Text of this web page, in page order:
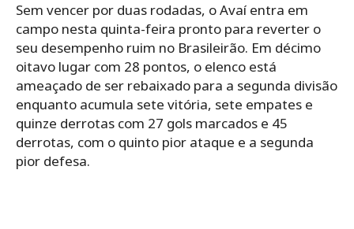
Sem vencer por duas rodadas, o Avaí entra em
campo nesta quinta-feira pronto para reverter o
seu desempenho ruim no Brasileirão. Em décimo
oitavo lugar com 28 pontos, o elenco está
ameaçado de ser rebaixado para a segunda divisão
enquanto acumula sete vitória, sete empates e
quinze derrotas com 27 gols marcados e 45
derrotas, com o quinto pior ataque e a segunda
pior defesa.